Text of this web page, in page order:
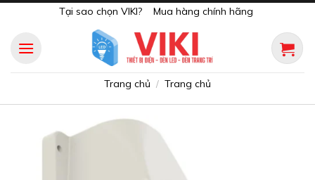
content
Tại sao chọn VIKI? Mua hàng chính hãng
Trang chủ / Trang chủ